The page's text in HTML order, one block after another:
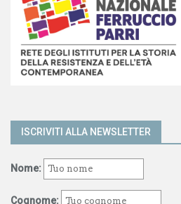
ISCRIVITI ALLA NEWSLETTER
Nome:
Cognome: